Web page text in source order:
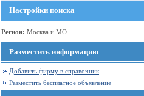
Настройки поиска
Регион: Москва и МО
Разместить информацию
Добавить фирму в справочник
Разместить бесплатное объявление